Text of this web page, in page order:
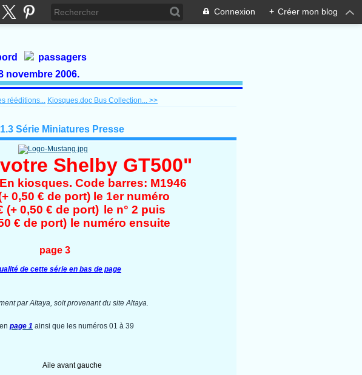
Connexion + Créer mon blog
passagers
novembre 2006.
rééditions... Kiosques.doc Bus Collection... >>
Série Miniatures Presse
Shelby GT500"
kiosques. Code barres: M1946
0,50 € de port) le 1er numéro
(+ 0,50 € de port)
le n° 2 puis
€ de port) le numéro ensuite
page 3
de cette série en bas de page
par Altaya, soit provenant du site Altaya.
page 1 ainsi que les numéros 01 à 39
Aile avant gauche